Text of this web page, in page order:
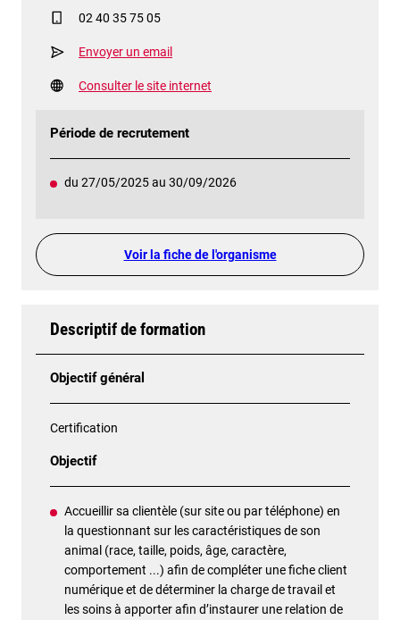
02 40 35 75 05
Envoyer un email
Consulter le site internet
Période de recrutement
du 27/05/2025 au 30/09/2026
Voir la fiche de l'organisme
Descriptif de formation
Objectif général
Certification
Objectif
Accueillir sa clientèle (sur site ou par téléphone) en
la questionnant sur les caractéristiques de son
animal (race, taille, poids, âge, caractère,
comportement ...) afin de compléter une fiche client
numérique et de déterminer la charge de travail et
les soins à apporter afin d’instaurer une relation de